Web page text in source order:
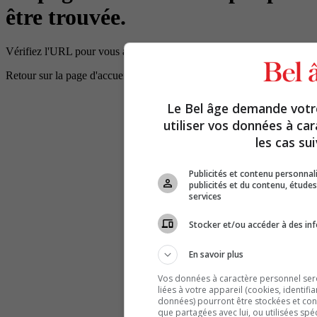
être trouvée.
Vérifiez l'URL pour vous assurer que le chemin d'accès est correct.
Retour sur la page d'accueil
Le Bel âge demande
utiliser vos données à
les cas
Publicités et contenu
publicités et du contenu,
services
Stocker et/ou accéder à des
En savoir plus
Vos données à caractère personnel
liées à votre appareil (cookies,
données) pourront être stockées et
que partagées avec lui, ou utilisées